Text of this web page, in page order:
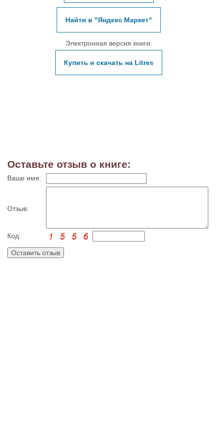
Найти в "Яндекс Маркет"
Электронная версия книги:
Купить и скачать на Litres
Оставьте отзыв о книге:
Ваше имя:
Отзыв:
Код: